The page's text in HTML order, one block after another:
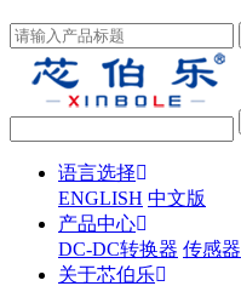
语言选择
ENGLISH 中文版
产品中心
DC-DC转换器 传感器
关于芯伯乐